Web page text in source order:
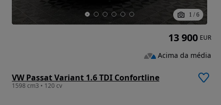
1 / 6
VW Passat Variant 1.6 TDI Confortline
1598 cm3 • 120 cv
13 900 EUR
Acima da média